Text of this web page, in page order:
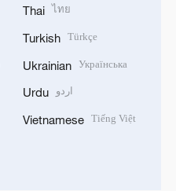
Thai ไทย
Turkish Türkçe
Ukrainian Українська
Urdu اردو
Vietnamese Tiếng Việt